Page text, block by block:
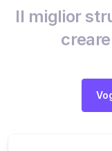
Il miglior